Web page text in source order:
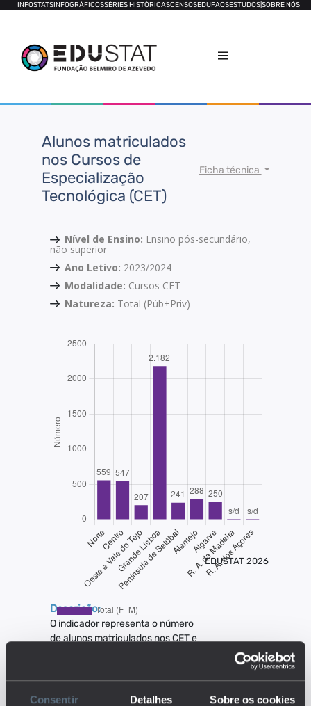
Consentir Detalhes Sobre os cookies
INFOSTATSINFOGRÁFICOSSÉRIES HISTÓRICASCENSOSEDUFAQSESTUDOSSOBRE NÓS
Alunos matriculados
nos Cursos de
Especialização
Tecnológica (CET)
Ficha técnica
Nível de Ensino: Ensino pós-secundário,
não superior
Ano Letivo: 2023/2024
Modalidade: Cursos CET
Natureza: Total (Púb+Priv)
EDUSTAT 2026
Descrição:
O indicador representa o número
de alunos matriculados nos CET e
regiões geográficas. Os CET são
formações pós-secundárias não